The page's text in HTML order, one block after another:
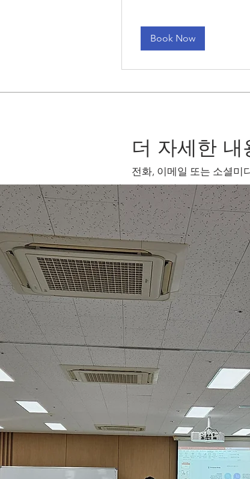
Book Now
더 자세한
전화, 이메일 또는 소셜미